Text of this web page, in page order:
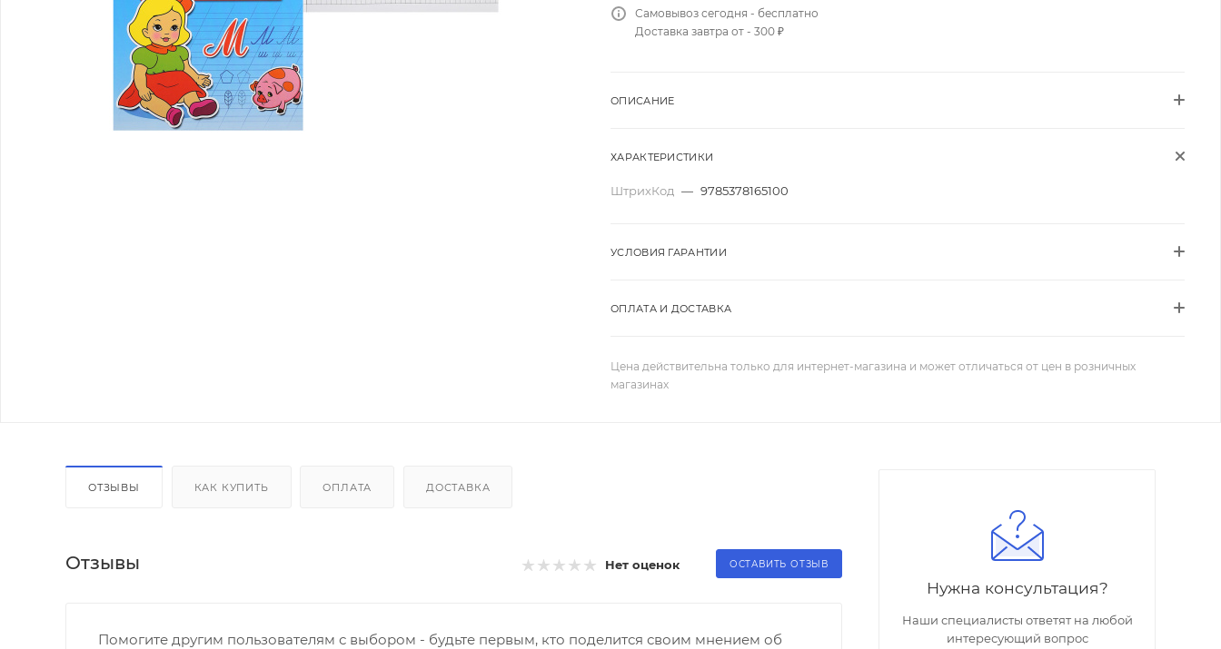
Самовывоз сегодня - бесплатно
Доставка завтра от - 300 ₽
ОПИСАНИЕ
ХАРАКТЕРИСТИКИ
ШтрихКод — 9785378165100
УСЛОВИЯ ГАРАНТИИ
ОПЛАТА И ДОСТАВКА
Цена действительна только для интернет-магазина и может отличаться от цен в розничных
магазинах
ОТЗЫВЫ КАК КУПИТЬ ОПЛАТА ДОСТАВКА
Отзывы Нет оценок ОСТАВИТЬ ОТЗЫВ
Помогите другим пользователям с выбором - будьте первым, кто поделится своим мнением об
Нужна консультация?
Наши специалисты ответят на любой
интересующий вопрос